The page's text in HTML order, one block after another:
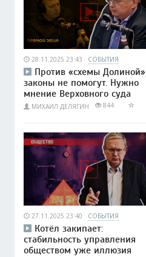
28.11.2025 23:43 СОБЫТИЯ
Против «схемы Долиной»
законы не помогут. Нужно
мнение Верховного суда
МИХАИЛ ДЕЛЯГИН 844
27.11.2025 23:40 СОБЫТИЯ
Котёл закипает:
стабильность управления
обществом уже иллюзия